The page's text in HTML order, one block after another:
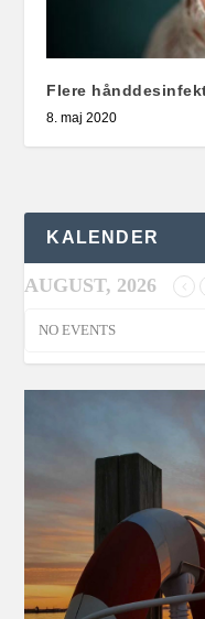
Flere
8. maj 2020
KALENDER
AUGUST, 2026
NO EVENTS